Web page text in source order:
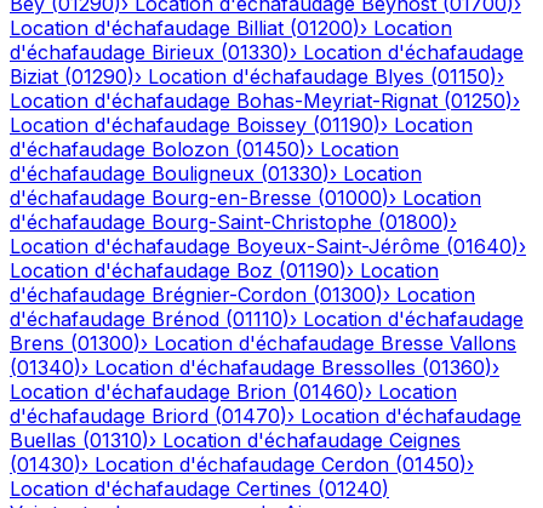
Location d'échafaudage Billiat (01200)› Location
d'échafaudage Birieux (01330)› Location d'échafaudage
Biziat (01290)› Location d'échafaudage Blyes (01150)›
Location d'échafaudage Bohas-Meyriat-Rignat (01250)›
Location d'échafaudage Boissey (01190)› Location
d'échafaudage Bolozon (01450)› Location
d'échafaudage Bouligneux (01330)› Location
d'échafaudage Bourg-en-Bresse (01000)› Location
d'échafaudage Bourg-Saint-Christophe (01800)›
Location d'échafaudage Boyeux-Saint-Jérôme (01640)›
Location d'échafaudage Boz (01190)› Location
d'échafaudage Brégnier-Cordon (01300)› Location
d'échafaudage Brénod (01110)› Location d'échafaudage
Brens (01300)› Location d'échafaudage Bresse Vallons
(01340)› Location d'échafaudage Bressolles (01360)›
Location d'échafaudage Brion (01460)› Location
d'échafaudage Briord (01470)› Location d'échafaudage
Buellas (01310)› Location d'échafaudage Ceignes
(01430)› Location d'échafaudage Cerdon (01450)›
Location d'échafaudage Certines (01240)